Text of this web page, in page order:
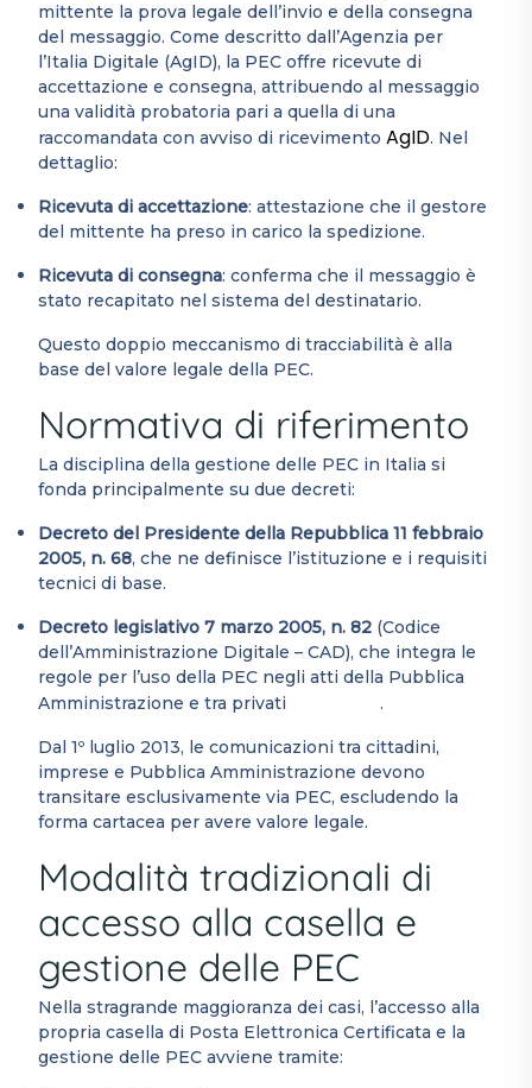
mittente la prova legale dell’invio e della consegna
del messaggio. Come descritto dall’Agenzia per
l’Italia Digitale (AgID), la PEC offre ricevute di
accettazione e consegna, attribuendo al messaggio
una validità probatoria pari a quella di una
raccomandata con avviso di ricevimentoAgID. Nel
dettaglio:
Ricevuta di accettazione: attestazione che il gestore
del mittente ha preso in carico la spedizione.
Ricevuta di consegna: conferma che il messaggio è
stato recapitato nel sistema del destinatario.
Questo doppio meccanismo di tracciabilità è alla
base del valore legale della PEC.
Normativa di riferimento
La disciplina della gestione delle PEC in Italia si
fonda principalmente su due decreti:
Decreto del Presidente della Repubblica 11 febbraio
2005, n. 68, che ne definisce l’istituzione e i requisiti
tecnici di base.
Decreto legislativo 7 marzo 2005, n. 82 (Codice
dell’Amministrazione Digitale – CAD), che integra le
regole per l’uso della PEC negli atti della Pubblica
Amministrazione e tra privati
Wikipedia.
Dal 1º luglio 2013, le comunicazioni tra cittadini,
imprese e Pubblica Amministrazione devono
transitare esclusivamente via PEC, escludendo la
forma cartacea per avere valore legale.
Modalità tradizionali di
accesso alla casella e
gestione delle PEC
Nella stragrande maggioranza dei casi, l’accesso alla
propria casella di Posta Elettronica Certificata e la
gestione delle PEC avviene tramite: